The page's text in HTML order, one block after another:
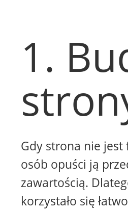
1.
Gdy strona nie
osób opuści ją
zawartością.
korzystało się